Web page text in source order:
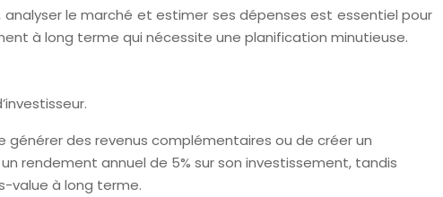
le marché et estimer ses dépenses est essentiel pour
à long terme qui nécessite une planification minutieuse.
générer des revenus complémentaires ou de créer un
rendement annuel de 5% sur son investissement, tandis
value à long terme.